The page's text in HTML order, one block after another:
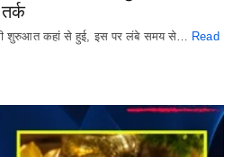
की शुरुआत कहां से हुई, इस पर लंबे समय से… Read